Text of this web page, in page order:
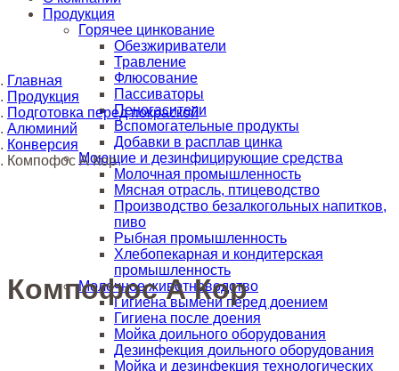
Продукция
Горячее цинкование
Обезжириватели
Травление
Флюсование
Пассиваторы
Пеногасители
Вспомогательные продукты
Добавки в расплав цинка
Моющие и дезинфицирующие средства
Молочная промышленность
Мясная отрасль, птицеводство
Производство безалкогольных напитков,
пиво
Рыбная промышленность
Хлебопекарная и кондитерская
промышленность
Молочное животноводство
Гигиена вымени перед доением
Гигиена после доения
Мойка доильного оборудования
Дезинфекция доильного оборудования
Мойка и дезинфекция технологических
Главная
Продукция
Подготовка перед покраской
Алюминий
Конверсия
Компофос А Кор
Компофос А Кор